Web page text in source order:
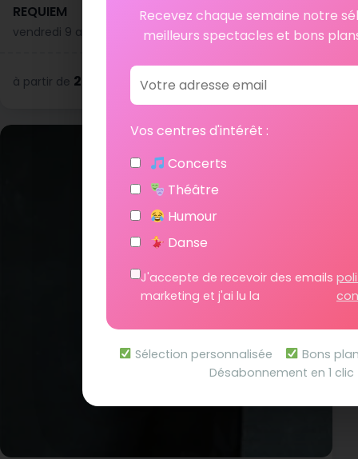
REQUIEM
vendredi 9 avril 2027 à 19h00
à partir de 23 € Voir les dates
Recevez chaque semaine notre
meilleurs spectacles et bons
Vos centres d'intérêt :
Concerts
Théâtre
Humour
Danse
J'accepte de recevoir des emails
marketing et j'ai lu la
Sélection personnalisée
Bons
Désabonnement en 1 clic